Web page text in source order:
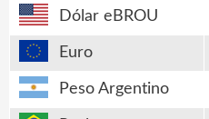
Dólar eBROU
Euro
Peso Argentino